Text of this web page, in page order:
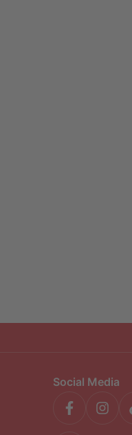
Social Media